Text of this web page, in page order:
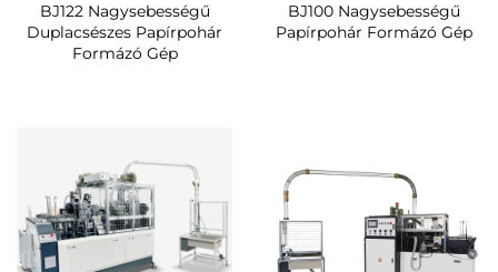
BJ122 Nagysebességű
Duplacsészes Papírpohár
Formázó Gép
BJ100 Nagysebességű
Papírpohár Formázó Gép